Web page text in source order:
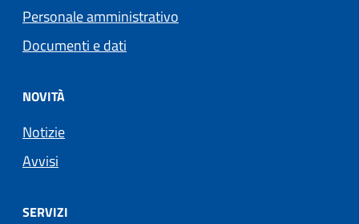
Personale amministrativo
Documenti e dati
NOVITÀ
Notizie
Avvisi
SERVIZI